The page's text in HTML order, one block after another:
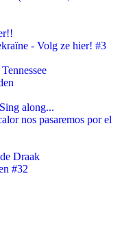
- Volg ze hier! #3
along...
nos pasaremos por el
Draak
#32